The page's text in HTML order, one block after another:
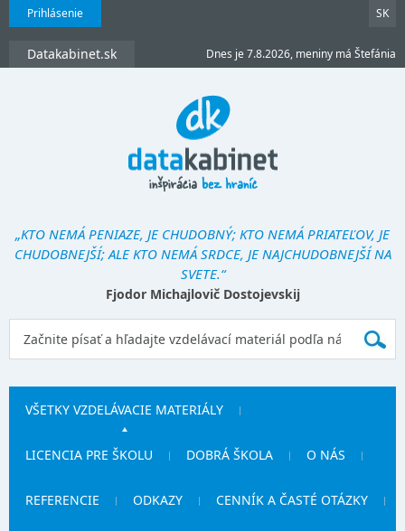
Prihlásenie SK
Datakabinet.sk Dnes je 7.8.2026, meniny má Štefánia
„KTO NEMÁ PENIAZE, JE CHUDOBNÝ; KTO NEMÁ PRIATEĽOV, JE
CHUDOBNEJŠÍ; ALE KTO NEMÁ SRDCE, JE NAJCHUDOBNEJŠÍ NA
SVETE.“
Fjodor Michajlovič Dostojevskij
VŠETKY VZDELÁVACIE MATERIÁLY
LICENCIA PRE ŠKOLU DOBRÁ ŠKOLA O NÁS
REFERENCIE ODKAZY CENNÍK A ČASTÉ OTÁZKY